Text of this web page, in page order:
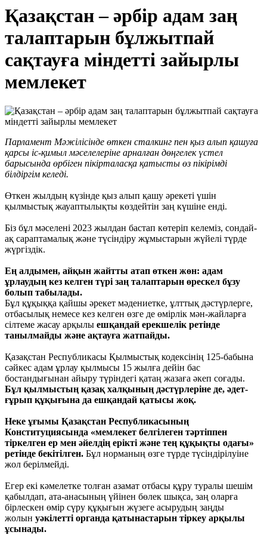
Қазақстан – әрбір адам заң
талаптарын бұлжытпай
сақтауға міндетті зайырлы
мемлекет
Парламент Мәжілісінде өткен сталкинг пен қыз алып қашуға
қарсы іс-қимыл мәселелеріне арналған дөңгелек үстел
барысында өрбіген пікірталасқа қатысты өз пікірімді
білдіргім келеді.
Өткен жылдың күзінде қыз алып қашу әрекеті үшін
қылмыстық жауаптылықты көздейтін заң күшіне енді.
Біз бұл мәселені 2023 жылдан бастап көтеріп келеміз, сондай-
ақ сараптамалық және түсіндіру жұмыстарын жүйелі түрде
жүргіздік.
Ең алдымен, айқын жайтты атап өткен жөн: адам
ұрлаудың кез келген түрі заң талаптарын өрескел бұзу
болып табылады.
Бұл құқыққа қайшы әрекет мәдениетке, ұлттық дәстүрлерге,
отбасылық немесе кез келген өзге де өмірлік мән-жайларға
сілтеме жасау арқылы ешқандай ерекшелік ретінде
танылмайды және ақтауға жатпайды.
Қазақстан Республикасы Қылмыстық кодексінің 125-бабына
сәйкес адам ұрлау қылмысы 15 жылға дейін бас
бостандығынан айыру түріндегі қатаң жазаға әкеп соғады.
Бұл қылмыстың қазақ халқының дәстүрлеріне де, әдет-
ғұрып құқығына да ешқандай қатысы жоқ.
Неке ұғымы Қазақстан Республикасының
Конституциясында «мемлекет белгілеген тәртіппен
тіркелген ер мен әйелдің ерікті және тең құқықты одағы»
ретінде бекітілген. Бұл норманың өзге түрде түсіндірілуіне
жол берілмейді.
Егер екі кәмелетке толған азамат отбасы құру туралы шешім
қабылдап, ата-анасының үйінен бөлек шықса, заң оларға
бірлескен өмір сүру құқығын жүзеге асырудың заңды
жолын уәкілетті органда қатынастарын тіркеу арқылы
ұсынады.